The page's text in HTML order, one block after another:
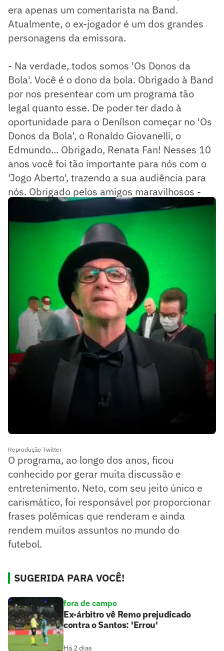
era apenas um comentarista na Band.
Atualmente, o ex-jogador é um dos grandes
personagens da emissora.
- Na verdade, todos somos 'Os Donos da
Bola'. Você é o dono da bola. Obrigado à Band
por nos presentear com um programa tão
legal quanto esse. De poder ter dado à
oportunidade para o Denílson começar no 'Os
Donos da Bola', o Ronaldo Giovanelli, o
Edmundo... Obrigado, Renata Fan! Nesses 10
anos você foi tão importante para nós com o
'Jogo Aberto', trazendo a sua audiência para
nós. Obrigado pelos amigos maravilhosos -
disse Neto durante o programa.
Reprodução Twitter
O programa, ao longo dos anos, ficou
conhecido por gerar muita discussão e
entretenimento. Neto, com seu jeito único e
carismático, foi responsável por proporcionar
frases polêmicas que renderam e ainda
rendem muitos assuntos no mundo do
futebol.
SUGERIDA PARA VOCÊ!
fora de campo
Ex-árbitro vê Remo prejudicado
contra o Santos: 'Errou'
Há 2 dias